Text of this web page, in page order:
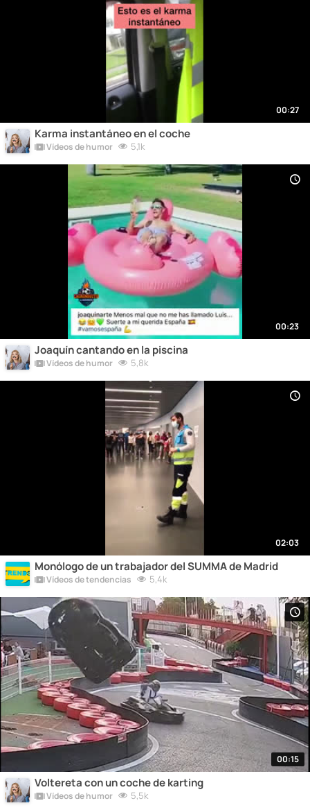
00:27
Karma instantáneo en el coche
Vídeos de humor 5,1k
00:23
Joaquín cantando en la piscina
Vídeos de humor 5,8k
02:03
Monólogo de un trabajador del SUMMA de Madrid
Vídeos de tendencias 5,4k
00:15
Voltereta con un coche de karting
Vídeos de humor 5,5k